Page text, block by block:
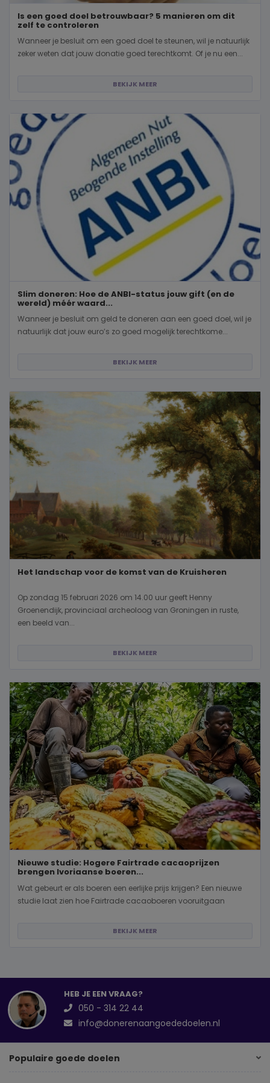
Is een goed doel betrouwbaar? 5 manieren om dit
zelf te controleren
Wanneer je besluit om een goed doel te steunen, wil je natuurlijk
zeker weten dat jouw donatie goed terechtkomt. Of je nu een...
BEKIJK MEER
Slim doneren: Hoe de ANBI-status jouw gift (en de
wereld) méér waard...
Wanneer je besluit om geld te doneren aan een goed doel, wil je
natuurlijk dat jouw euro’s zo goed mogelijk terechtkome...
BEKIJK MEER
Het landschap voor de komst van de Kruisheren
Op zondag 15 februari 2026 om 14.00 uur geeft Henny
Groenendijk, provinciaal archeoloog van Groningen in ruste,
een beeld van...
BEKIJK MEER
Nieuwe studie: Hogere Fairtrade cacaoprijzen
brengen Ivoriaanse boeren...
Wat gebeurt er als boeren een eerlijke prijs krijgen? Een nieuwe
studie laat zien hoe Fairtrade cacaoboeren vooruitgaan
BEKIJK MEER
HEB JE EEN VRAAG?
050 - 314 22 44
info@donerenaangoededoelen.nl
Populaire goede doelen